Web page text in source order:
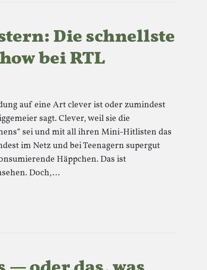
Die schnellste
bei RTL
auf eine Art clever ist oder zumindest
sagt. Clever, weil sie die
sei und mit all ihren Mini-Hitlisten das
im Netz und bei Teenagern supergut
Häppchen. Das ist
Doch,…